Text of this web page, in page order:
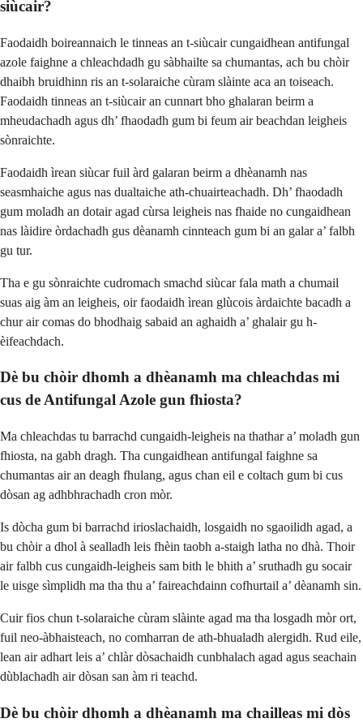
siùcair?
Faodaidh boireannaich le tinneas an t-siùcair cungaidhean antifungal
azole faighne a chleachdadh gu sàbhailte sa chumantas, ach bu chòir
dhaibh bruidhinn ris an t-solaraiche cùram slàinte aca an toiseach.
Faodaidh tinneas an t-siùcair an cunnart bho ghalaran beirm a
mheudachadh agus dh’ fhaodadh gum bi feum air beachdan leigheis
sònraichte.
Faodaidh ìrean siùcar fuil àrd galaran beirm a dhèanamh nas
seasmhaiche agus nas dualtaiche ath-chuairteachadh. Dh’ fhaodadh
gum moladh an dotair agad cùrsa leigheis nas fhaide no cungaidhean
nas làidire òrdachadh gus dèanamh cinnteach gum bi an galar a’ falbh
gu tur.
Tha e gu sònraichte cudromach smachd siùcar fala math a chumail
suas aig àm an leigheis, oir faodaidh ìrean glùcois àrdaichte bacadh a
chur air comas do bhodhaig sabaid an aghaidh a’ ghalair gu h-
èifeachdach.
Dè bu chòir dhomh a dhèanamh ma chleachdas mi
cus de Antifungal Azole gun fhiosta?
Ma chleachdas tu barrachd cungaidh-leigheis na thathar a’ moladh gun
fhiosta, na gabh dragh. Tha cungaidhean antifungal faighne sa
chumantas air an deagh fhulang, agus chan eil e coltach gum bi cus
dòsan ag adhbhrachadh cron mòr.
Is dòcha gum bi barrachd irioslachaidh, losgaidh no sgaoilidh agad, a
bu chòir a dhol à sealladh leis fhèin taobh a-staigh latha no dhà. Thoir
air falbh cus cungaidh-leigheis sam bith le bhith a’ sruthadh gu socair
le uisge sìmplidh ma tha thu a’ faireachdainn cofhurtail a’ dèanamh sin.
Cuir fios chun t-solaraiche cùram slàinte agad ma tha losgadh mòr ort,
fuil neo-àbhaisteach, no comharran de ath-bhualadh alergidh. Rud eile,
lean air adhart leis a’ chlàr dòsachaidh cunbhalach agad agus seachain
dùblachadh air dòsan san àm ri teachd.
Dè bu chòir dhomh a dhèanamh ma chailleas mi dòs